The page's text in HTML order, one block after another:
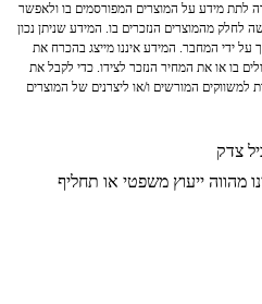
לתת מידע על המוצרים המפורסמים בו ולאפשר
לחלק מהמוצרים הנזכרים בו. המידע שניתן נכון
על ידי המחבר. המידע איננו מייצג בהכרח את
בו או את המחיר הנזכר לצידו. כדי לקבל את
למשווקים המורשים ו/או ליצרנים של המוצרים
מהווה ייעוץ משפטי או תחליף